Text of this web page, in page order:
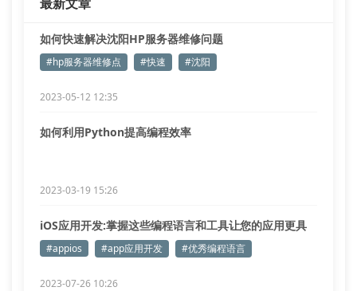
如何快速解决沈阳HP服务器维修问题
#hp服务器维修点 #快速 #沈阳
2023-05-12 12:35
如何利用Python提高编程效率
2023-03-19 15:26
iOS应用开发:掌握这些编程语言和工具让您的应用更具
吸引力!
#appios #app应用开发 #优秀编程语言
2023-07-26 10:26